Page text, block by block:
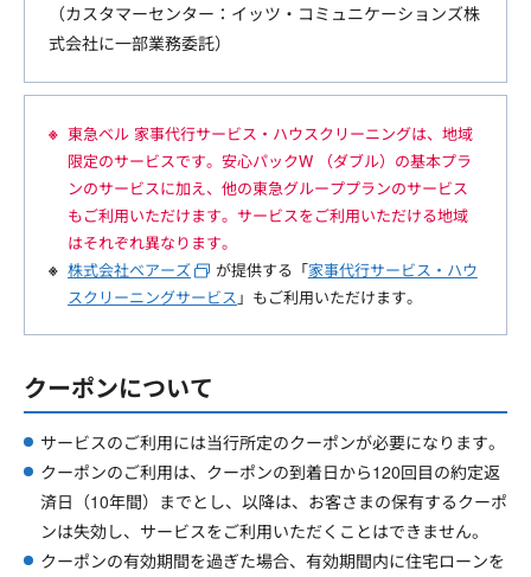
（カスタマーセンター：イッツ・コミュニケーションズ株
式会社に一部業務委託）
東急ベル 家事代行サービス・ハウスクリーニングは、地域
限定のサービスです。安心パックW （ダブル）の基本プラ
ンのサービスに加え、他の東急グループプランのサービス
もご利用いただけます。サービスをご利用いただける地域
はそれぞれ異なります。
株式会社ベアーズ
が提供する「家事代行サービス・ハウ
スクリーニングサービス 」もご利用いただけます。
クーポンについて
サービスのご利用には当行所定のクーポンが必要になります。
クーポンのご利用は、クーポンの到着日から120回目の約定返
済日（10年間）までとし、以降は、お客さまの保有するクーポ
ンは失効し、サービスをご利用いただくことはできません。
クーポンの有効期間を過ぎた場合、有効期間内に住宅ローンを